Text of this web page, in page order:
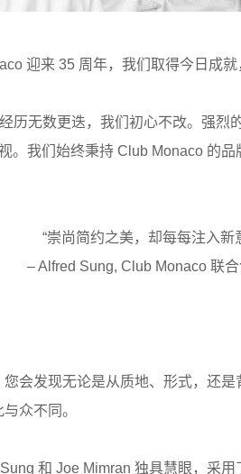
迎来 35 周年，我们取得今日成就
历无数更迭，我们初心不改。强烈
。我们始终秉持 Club Monaco 的
“崇尚简约之美，却每每注入新
– Alfred Sung, Club Monaco 联
会发现无论是从质地、形式，还
众不同。
和 Joe Mimran 独具慧眼，采